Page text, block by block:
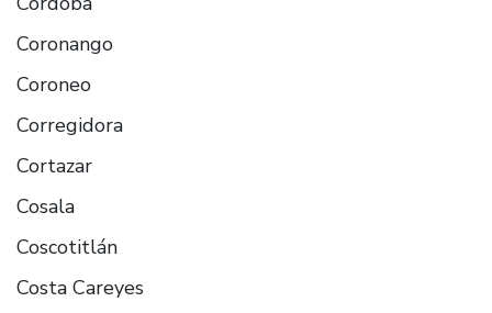
Coronango
Coroneo
Corregidora
Cortazar
Cosala
Coscotitlán
Costa Careyes